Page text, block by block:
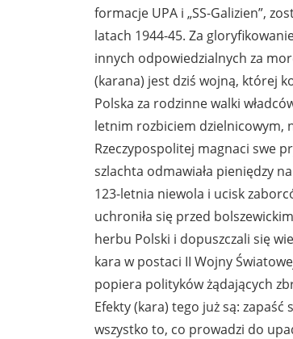
formacje UPA i „SS-Galizien”,
latach 1944-45. Za
innych odpowiedzialnych za
(karana) jest dziś wojną, której
Polska za rodzinne walki
letnim rozbiciem dzielnicowym,
Rzeczypospolitej magnaci swe
szlachta odmawiała pieniędzy
123-letnia niewola i ucisk
uchroniła się przed
herbu Polski i dopuszczali się
kara w postaci II Wojny
popiera polityków żądających
Efekty (kara) tego już są: zapaść
wszystko to, co prowadzi do